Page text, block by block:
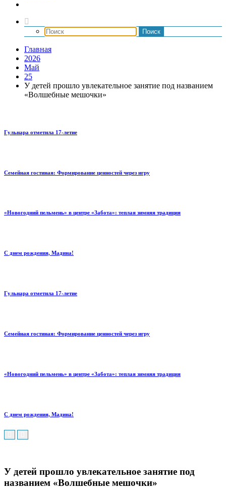
Главная
2026
Май
25
У детей прошло увлекательное занятие под названием
«Волшебные мешочки»
Гульнара отметила 17‑летие
Семейная гостиная: Формирование ценностей через игру
«Новогодний пельмень» в центре «Забота»: теплая зимняя традиция
С днем рождения, Мадина!
Гульнара отметила 17‑летие
Семейная гостиная: Формирование ценностей через игру
«Новогодний пельмень» в центре «Забота»: теплая зимняя традиция
С днем рождения, Мадина!
У детей прошло увлекательное занятие под
названием «Волшебные мешочки»